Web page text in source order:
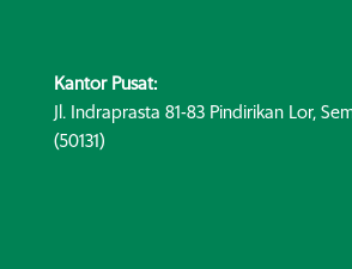
Kantor Pusat:
Jl. Indraprasta 81-83 Pindirikan Lor,
(50131)